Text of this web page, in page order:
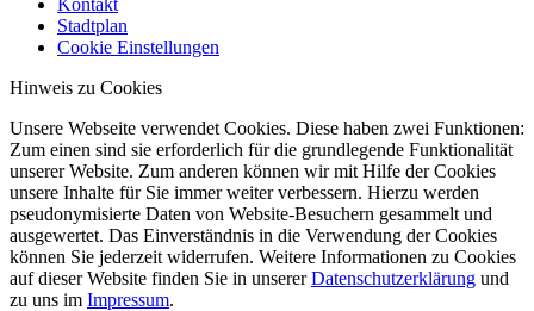
Stadtplan
Cookie Einstellungen
Hinweis zu Cookies
Unsere Webseite verwendet Cookies. Diese haben zwei Funktionen:
Zum einen sind sie erforderlich für die grundlegende Funktionalität
unserer Website. Zum anderen können wir mit Hilfe der Cookies
unsere Inhalte für Sie immer weiter verbessern. Hierzu werden
pseudonymisierte Daten von Website-Besuchern gesammelt und
ausgewertet. Das Einverständnis in die Verwendung der Cookies
können Sie jederzeit widerrufen. Weitere Informationen zu Cookies
auf dieser Website finden Sie in unsererDatenschutzerklärung und
zu uns im Impressum.